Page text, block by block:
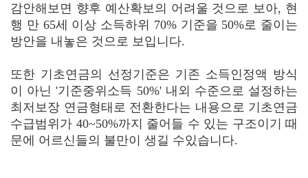
감안해보면 향후 예산확보의 어려울 것으로 보아, 현
행 만 65세 이상 소득하위 70% 기준을 50%로 줄이는
방안을 내놓은 것으로 보입니다.
또한 기초연금의 선정기준은 기존 소득인정액 방식
이 아닌 '기준중위소득 50%' 내외 수준으로 설정하는
최저보장 연금형태로 전환한다는 내용으로 기초연금
수급범위가 40~50%까지 줄어들 수 있는 구조이기 때
문에 어르신들의 불만이 생길 수있습니다.